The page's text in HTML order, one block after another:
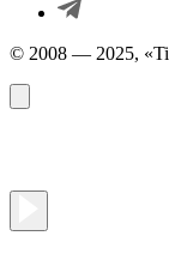
© 2008 — 2025,